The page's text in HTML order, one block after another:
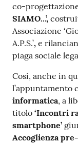
co-
SIAMO...’,
Associazione
A.P.S.’, e
piaga sociale
Così, anche in
l’appuntamento
informatica, a
titolo ‘Incontri
smartphone’
Accoglienza